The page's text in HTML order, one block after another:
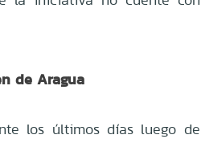
de Aragua
los últimos días luego de